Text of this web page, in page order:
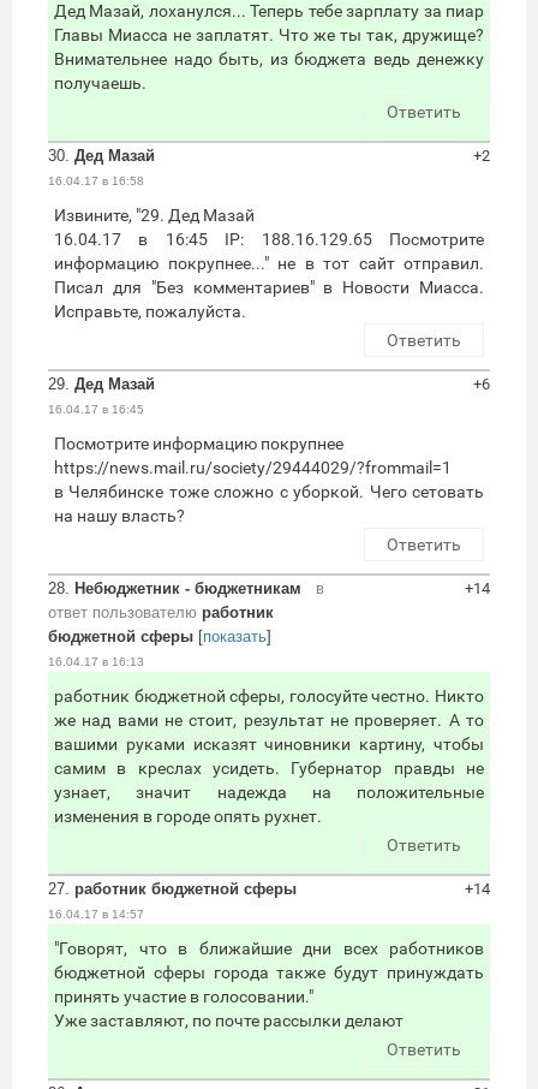
Дед Мазай, лоханулся... Теперь тебе зарплату за пиар
Главы Миасса не заплатят. Что же ты так, дружище?
Внимательнее надо быть, из бюджета ведь денежку
получаешь.
Ответить
30. Дед Мазай
16.04.17 в 16:58
+2
Извините, "29. Дед Мазай
16.04.17 в 16:45 IP: 188.16.129.65 Посмотрите
информацию покрупнее..." не в тот сайт отправил.
Писал для "Без комментариев" в Новости Миасса.
Исправьте, пожалуйста.
Ответить
29. Дед Мазай
16.04.17 в 16:45
+6
Посмотрите информацию покрупнее
https://news.mail.ru/society/29444029/?frommail=1
в Челябинске тоже сложно с уборкой. Чего сетовать
на нашу власть?
Ответить
28. Небюджетник - бюджетникам
в
ответ пользователю работник
бюджетной сферы [показать]
16.04.17 в 16:13
+14
работник бюджетной сферы, голосуйте честно. Никто
же над вами не стоит, результат не проверяет. А то
вашими руками исказят чиновники картину, чтобы
самим в креслах усидеть. Губернатор правды не
узнает, значит надежда на положительные
изменения в городе опять рухнет.
Ответить
27. работник бюджетной сферы
16.04.17 в 14:57
+14
"Говорят, что в ближайшие дни всех работников
бюджетной сферы города также будут принуждать
принять участие в голосовании."
Уже заставляют, по почте рассылки делают
Ответить